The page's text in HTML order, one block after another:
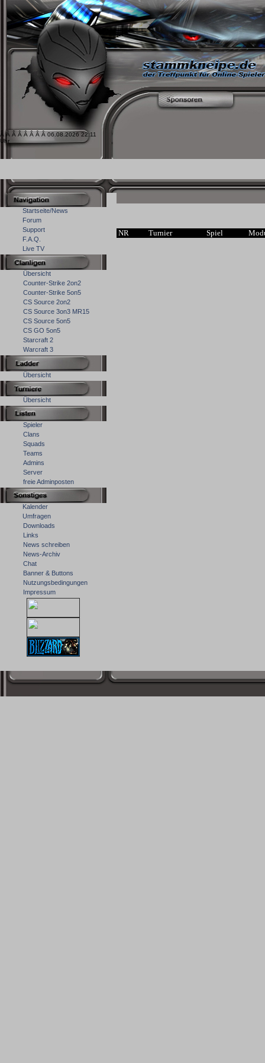
Â Â Â Â Â Â Â Â 06.08.2026 22:11
Uhr
Startseite/News
Forum
Support
F.A.Q.
Live TV
Übersicht
Counter-Strike 2on2
Counter-Strike 5on5
CS Source 2on2
CS Source 3on3 MR15
CS Source 5on5
CS GO 5on5
Starcraft 2
Warcraft 3
Übersicht
Übersicht
Spieler
Clans
Squads
Teams
Admins
Server
freie Adminposten
Kalender
Umfragen
Downloads
Links
News schreiben
News-Archiv
Chat
Banner & Buttons
Nutzungsbedingungen
Impressum
NR Turnier Spiel